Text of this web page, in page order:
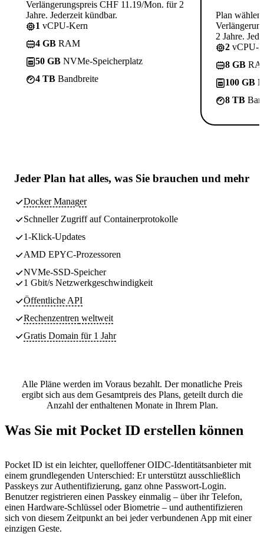
Verlängerungspreis CHF 11.19/Mon. für 2
Jahre. Jederzeit kündbar.
1 vCPU-Kern
4 GB RAM
50 GB NVMe-Speicherplatz
4 TB Bandbreite
Plan wählen
2 Jahre.
2 vCPU-
8 GB
100 GB
8 TB
Jeder Plan hat alles, was Sie brauchen und mehr
Docker Manager
Schneller Zugriff auf Containerprotokolle
1-Klick-Updates
AMD EPYC-Prozessoren
NVMe-SSD-Speicher
1 Gbit/s Netzwerkgeschwindigkeit
Öffentliche API
Rechenzentren weltweit
Gratis Domain für 1 Jahr
Alle Pläne werden im Voraus bezahlt. Der monatliche Preis
ergibt sich aus dem Gesamtpreis des Plans, geteilt durch die
Anzahl der enthaltenen Monate in Ihrem Plan.
Was Sie mit Pocket ID erstellen können
Pocket ID ist ein leichter, quelloffener OIDC-Identitätsanbieter mit
einem grundlegenden Unterschied: Er unterstützt ausschließlich
Passkeys zur Authentifizierung, ganz ohne Passwort-Login.
Benutzer registrieren einen Passkey einmalig – über ihr Telefon,
einen Hardware-Schlüssel oder Biometrie – und authentifizieren
sich von diesem Zeitpunkt an bei jeder verbundenen App mit einer
einzigen Geste.